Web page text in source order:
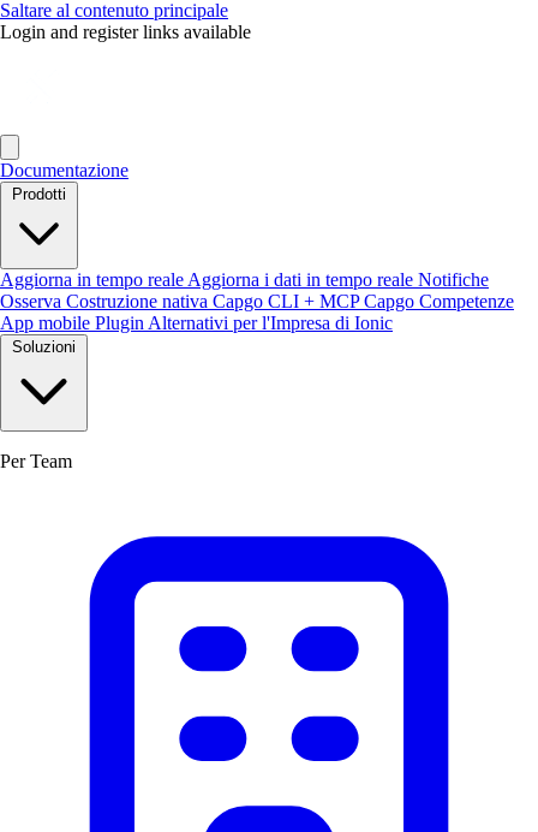
Saltare al contenuto principale
Login and register links available
Documentazione
Prodotti
Aggiorna in tempo reale Aggiorna i dati in tempo reale Notifiche
Osserva Costruzione nativa Capgo CLI + MCPCapgo Competenze
App mobile Plugin Alternativi per l'Impresa di Ionic
Soluzioni
Per Team